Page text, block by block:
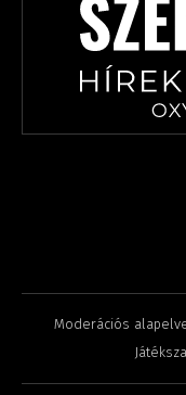
Moderációs